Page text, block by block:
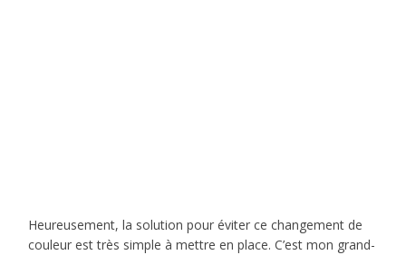
Heureusement, la solution pour éviter ce changement de
couleur est très simple à mettre en place. C’est mon grand-